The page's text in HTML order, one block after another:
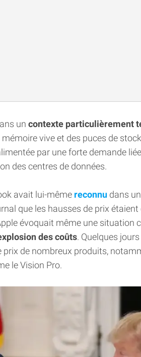
un contexte particulièrement
vive et des puces de
par une forte demande
des centres de données.
avait lui-même reconnu dans
que les hausses de prix étaient
évoquait même une situation
des coûts. Quelques
de nombreux produits,
le Vision Pro.